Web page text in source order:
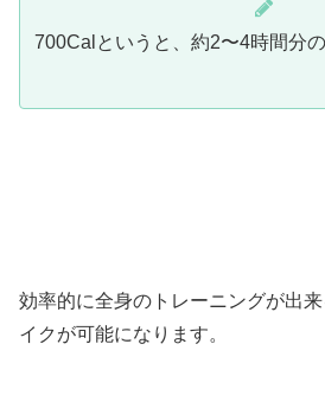
700Calというと、約2〜4時間分
効率的に全身のトレーニングが出
イクが可能になります。